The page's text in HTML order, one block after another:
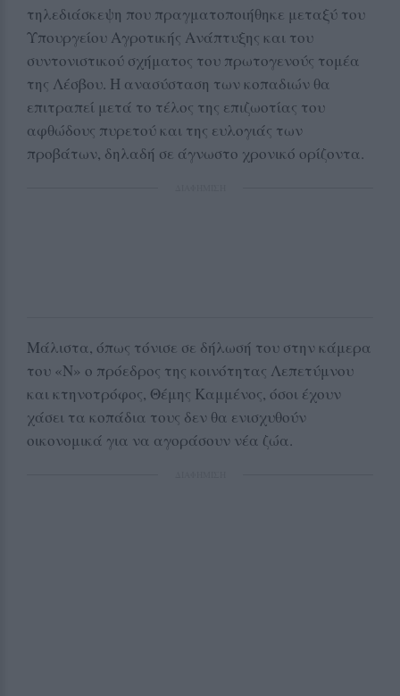
τηλεδιάσκεψη που πραγματοποιήθηκε μεταξύ του
Υπουργείου Αγροτικής Ανάπτυξης και του
συντονιστικού σχήματος του πρωτογενούς τομέα
της Λέσβου. Η ανασύσταση των κοπαδιών θα
επιτραπεί μετά το τέλος της επιζωοτίας του
αφθώδους πυρετού και της ευλογιάς των
προβάτων, δηλαδή σε άγνωστο χρονικό ορίζοντα.
Μάλιστα, όπως τόνισε σε δήλωσή του στην κάμερα
του «Ν» ο πρόεδρος της κοινότητας Λεπετύμνου
και κτηνοτρόφος, Θέμης Καμμένος, όσοι έχουν
χάσει τα κοπάδια τους δεν θα ενισχυθούν
οικονομικά για να αγοράσουν νέα ζώα.